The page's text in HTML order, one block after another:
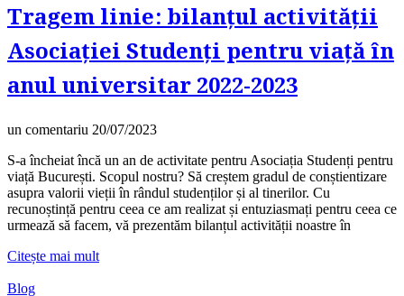
Tragem linie: bilanțul activității
Asociației Studenți pentru viață în
anul universitar 2022-2023
un comentariu 20/07/2023
S-a încheiat încă un an de activitate pentru Asociația Studenți pentru
viață București. Scopul nostru? Să creștem gradul de conștientizare
asupra valorii vieții în rândul studenților și al tinerilor. Cu
recunoștință pentru ceea ce am realizat și entuziasmați pentru ceea ce
urmează să facem, vă prezentăm bilanțul activității noastre în
Citește mai mult
Blog